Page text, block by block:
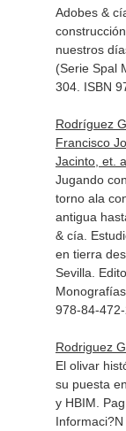
Adobes &
nuestros
(Serie Spal
304. ISBN
Rodríguez
Francisco
Jacinto, et.
Jugando
torno ala
antigua
& cía.
en tierra
Sevilla.
978-84-
Rodriguez
El olivar
su puesta
y HBIM.